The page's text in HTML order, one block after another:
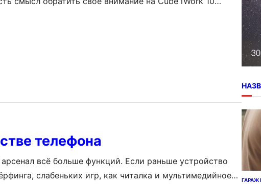
в 170$. Это устройство может работать на Android 5.1
телефона
всё больше функций. Если раньше устройство
слабеньких игр, как читалка и мультимедийное
ГАРАЖ